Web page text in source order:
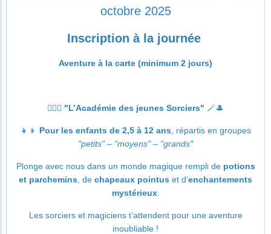
octobre 2025
Inscription à la journée
Aventure à la carte (minimum 2 jours)
🧙‍♂️✨ "L’Académie des jeunes Sorciers" 🪄🎩
👧👦 Pour les enfants de 2,5 à 12 ans , répartis en groupes
"petits" – "moyens" – "grands"
Plonge avec nous dans un monde magique rempli de potions
et parchemins , de chapeaux pointus et d’enchantements
mystérieux.
Les sorciers et magiciens t’attendent pour une aventure
inoubliable !